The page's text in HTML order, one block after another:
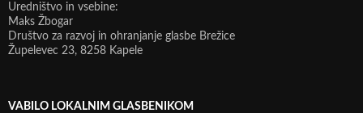
Uredništvo in vsebine:
Maks Žbogar
Društvo za razvoj in ohranjanje glasbe Brežice
Župelevec 23, 8258 Kapele
VABILO LOKALNIM GLASBENIKOM